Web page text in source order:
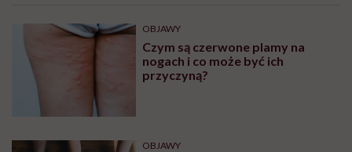
OBJAWY
Czym są czerwone plamy na
nogach i co może być ich
przyczyną?
OBJAWY